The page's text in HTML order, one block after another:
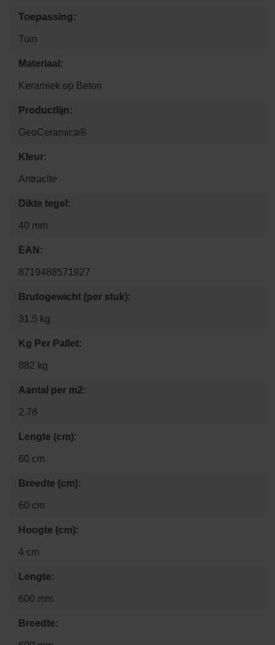
Toepassing:
Tuin
Materiaal:
Keramiek op Beton
Productlijn:
GeoCeramica®
Kleur:
Antracite
Dikte tegel:
40 mm
EAN:
8719488571927
Brutogewicht (per stuk):
31.5 kg
Kg Per Pallet:
882 kg
Aantal per m2:
2.78
Lengte (cm):
60 cm
Breedte (cm):
60 cm
Hoogte (cm):
4 cm
Lengte:
600 mm
Breedte: